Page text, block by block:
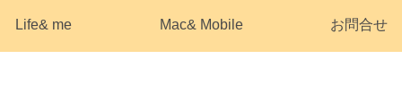
Life& me Mac& Mobile お問合せ